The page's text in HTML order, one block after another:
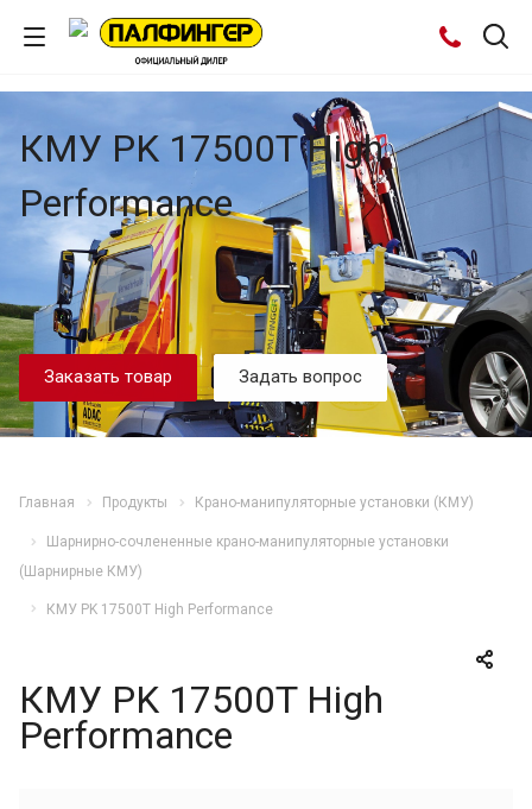
КМУ PK 17500T High
Performance
Заказать товар Задать вопрос
Главная Продукты Крано-манипуляторные установки (КМУ)
Шарнирно-сочлененные крано-манипуляторные установки
(Шарнирные КМУ)
КМУ PK 17500T High Performance
КМУ PK 17500T High
Performance